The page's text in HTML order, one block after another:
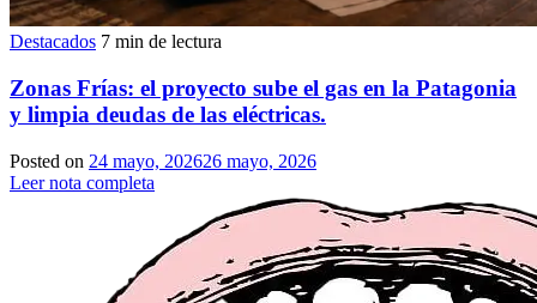
Destacados 7 min de lectura
Zonas Frías: el proyecto sube el gas en la Patagonia
y limpia deudas de las eléctricas.
Posted on 24 mayo, 202626 mayo, 2026
Leer nota completa